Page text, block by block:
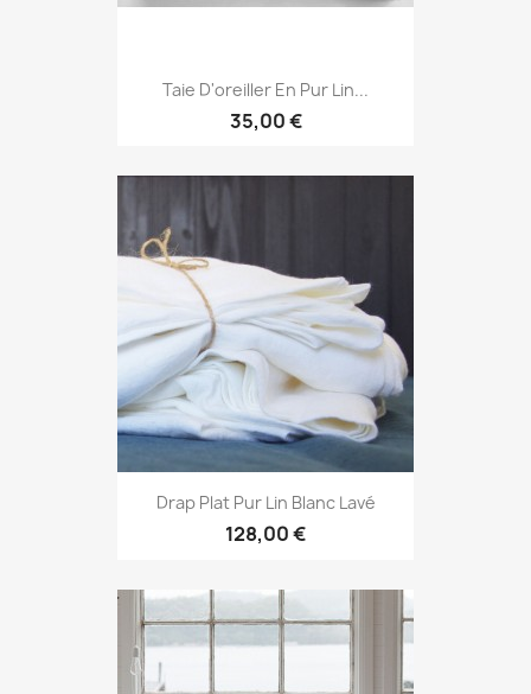
Taie D'oreiller En Pur Lin...
35,00 €
Drap Plat Pur Lin Blanc Lavé
128,00 €